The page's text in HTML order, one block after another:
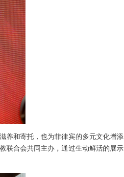
养和寄托，也为菲律宾的多元文化增添
联合会共同主办，通过生动鲜活的展示